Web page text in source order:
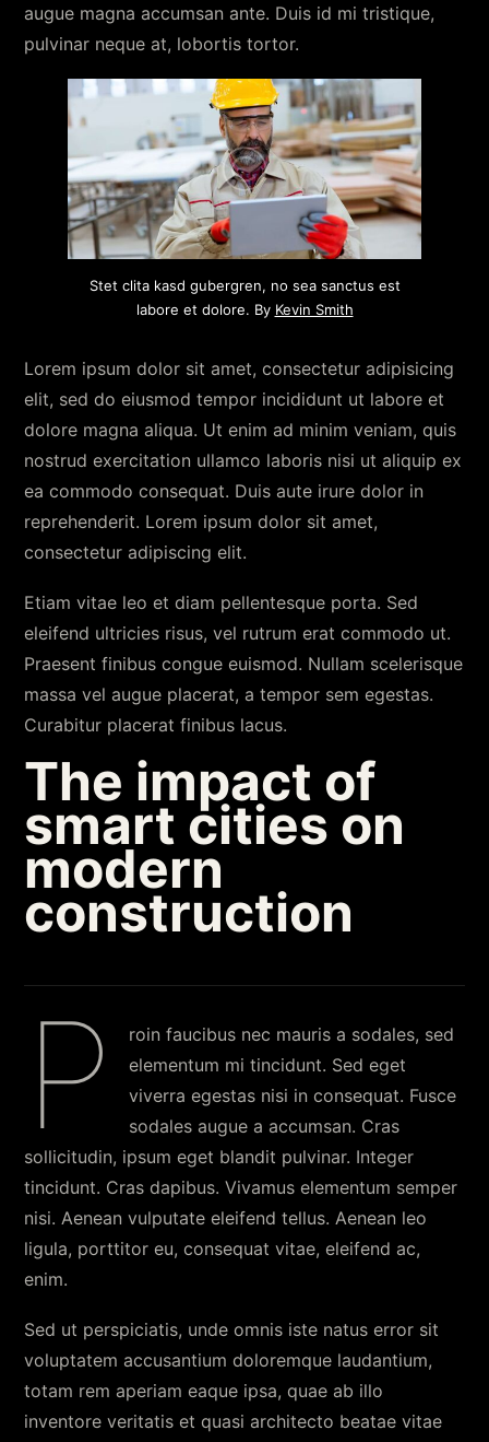
augue magna accumsan ante. Duis id mi tristique,
pulvinar neque at, lobortis tortor.
Stet clita kasd gubergren, no sea sanctus est
labore et dolore. By Kevin Smith
Lorem ipsum dolor sit amet, consectetur adipisicing
elit, sed do eiusmod tempor incididunt ut labore et
dolore magna aliqua. Ut enim ad minim veniam, quis
nostrud exercitation ullamco laboris nisi ut aliquip ex
ea commodo consequat. Duis aute irure dolor in
reprehenderit. Lorem ipsum dolor sit amet,
consectetur adipiscing elit.
Etiam vitae leo et diam pellentesque porta. Sed
eleifend ultricies risus, vel rutrum erat commodo ut.
Praesent finibus congue euismod. Nullam scelerisque
massa vel augue placerat, a tempor sem egestas.
Curabitur placerat finibus lacus.
The impact of
smart cities on
modern
construction
P
roin faucibus nec mauris a sodales, sed
elementum mi tincidunt. Sed eget
viverra egestas nisi in consequat. Fusce
sodales augue a accumsan. Cras
sollicitudin, ipsum eget blandit pulvinar. Integer
tincidunt. Cras dapibus. Vivamus elementum semper
nisi. Aenean vulputate eleifend tellus. Aenean leo
ligula, porttitor eu, consequat vitae, eleifend ac,
enim.
Sed ut perspiciatis, unde omnis iste natus error sit
voluptatem accusantium doloremque laudantium,
totam rem aperiam eaque ipsa, quae ab illo
inventore veritatis et quasi architecto beatae vitae